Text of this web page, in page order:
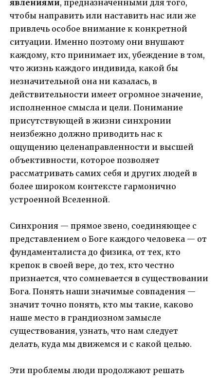
явлениями, предназначенными для того,
чтобы направить или наставить нас или же
привлечь особое внимание к конкретной
ситуации. Именно поэтому они внушают
каждому, кто принимает их, убеждение в том,
что жизнь каждого индивида, какой бы
незначительной она ни казалась, в
действительности имеет огромное значение,
исполненное смысла и цели. Понимание
присутствующей в жизни синхронии
неизбежно должно приводить нас к
ощущению целенаправленности и высшей
объективности, которое позволяет
рассматривать самих себя и других людей в
более широком контексте гармонично
устроенной Вселенной.
Синхрония — прямое звено, соединяющее с
представлением о Боге каждого человека — от
фундаменталиста до физика, от тех, кто
крепок в своей вере, до тех, кто честно
признается, что сомневается в существовании
Бога. Понять наши значимые совпадения —
значит точно понять, кто мы такие, каково
наше место в грандиозном замысле
существования, узнать, что нам следует
делать, куда мы движемся и с какой целью.
Эти проблемы люди продолжают решать